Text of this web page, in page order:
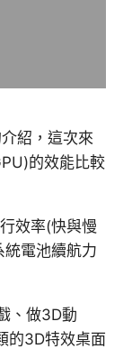
紹，這次來
的效能比較
效率(快與慢
電池續航力
、做3D動
的3D特效桌面